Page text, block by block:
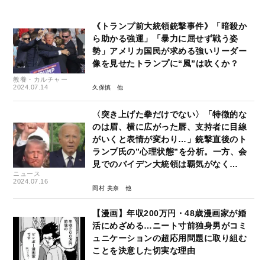
教養・カルチャー
2024.07.14
《トランプ前大統領銃撃事件》「暗殺か
ら助かる強運」「暴力に屈せず戦う姿
勢」アメリカ国民が求める強いリーダー
像を見せたトランプに“風”は吹くか？
久保慎
ニュース
2024.07.16
〈突き上げた拳だけでない〉「特徴的な
のは眉、横に広がった唇、支持者に目線
がいくと表情が変わり…」銃撃直後のト
ランプ氏の”心理状態”を分析。一方、会
見でのバイデン大統領は覇気がなく…
岡村 美奈
【漫画】年収200万円・48歳漫画家が婚
活にめざめる…ニート寸前独身男がコミ
ュニケーションの超応用問題に取り組む
ことを決意した切実な理由